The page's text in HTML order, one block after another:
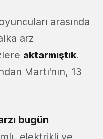
arasında
arz
aktarmıştık.
Martı'nın, 13
bugün